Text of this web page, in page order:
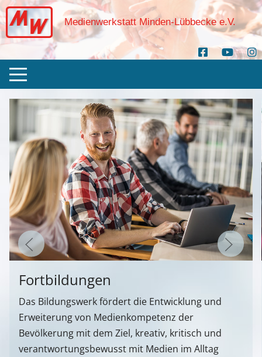
Medienwerkstatt Minden-Lübbecke e.V.
Fortbildungen
Das Bildungswerk fördert die Entwicklung und
Erweiterung von Medienkompetenz der
Bevölkerung mit dem Ziel, kreativ, kritisch und
verantwortungsbewusst mit Medien im Alltag